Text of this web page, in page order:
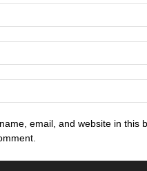
email, and website in this